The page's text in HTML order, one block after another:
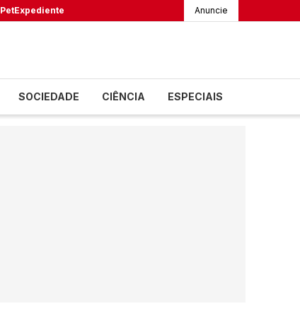
PetExpediente Anuncie
SOCIEDADE CIÊNCIA ESPECIAIS